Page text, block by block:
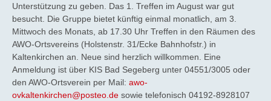
Unterstützung zu geben. Das 1. Treffen im August war gut
besucht. Die Gruppe bietet künftig einmal monatlich, am 3.
Mittwoch des Monats, ab 17.30 Uhr Treffen in den Räumen des
AWO-Ortsvereins (Holstenstr. 31/Ecke Bahnhofstr.) in
Kaltenkirchen an. Neue sind herzlich willkommen. Eine
Anmeldung ist über KIS Bad Segeberg unter 04551/3005 oder
den AWO-Ortsverein per Mail: awo-
ovkaltenkirchen@posteo.de sowie telefonisch 04192-8928107